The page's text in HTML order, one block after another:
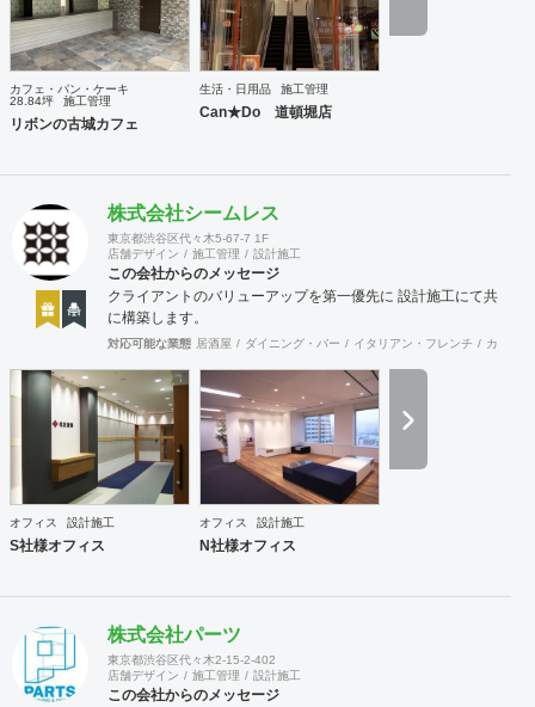
カフェ・パン・ケーキ
28.84坪
施工管理
リボンの古城カフェ
生活・日用品 施工管理
Can★Do 道頓堀店
株式会社シームレス
東京都渋谷区代々木5-67-7 1F
店舗デザイン
施工管理 設計施工
この会社からのメッセージ
クライアントのバリューアップを第一優先に 設計施工にて共
に構築します。
対応可能な業態 居酒屋 ダイニング・バー イタリアン・フレンチ カフェ
オフィス 設計施工
S社様オフィス
オフィス 設計施工
N社様オフィス
株式会社パーツ
東京都渋谷区代々木2-15-2-402
店舗デザイン
施工管理 設計施工
この会社からのメッセージ